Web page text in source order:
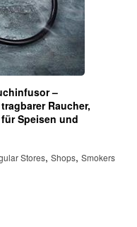
–
Raucher,
Speisen und
Stores, Shops, Smokers